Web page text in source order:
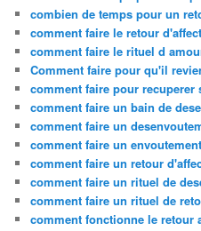
combien de temps pour un
comment faire le retour
comment faire le rituel d
Comment faire pour qu'il
comment faire pour recuperer
comment faire un bain de
comment faire un
comment faire un
comment faire un retour
comment faire un rituel de
comment faire un rituel de
comment fonctionne le retour